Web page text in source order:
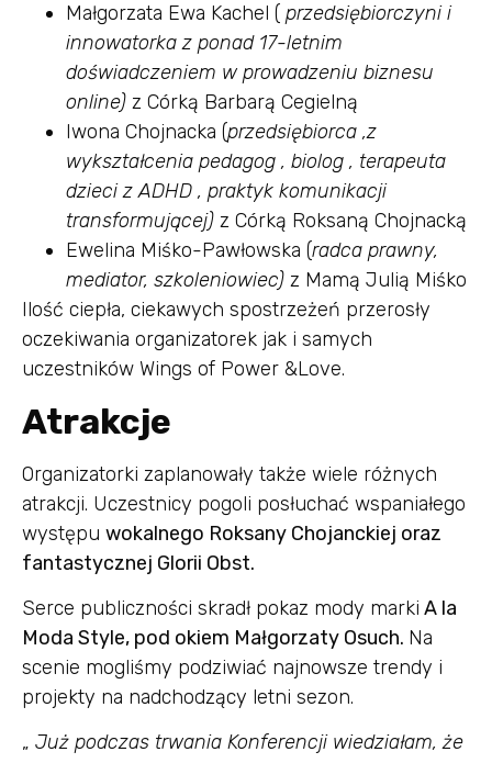
Małgorzata Ewa Kachel ( przedsiębiorczyni i
innowatorka z ponad 17-letnim
doświadczeniem w prowadzeniu biznesu
online) z Córką Barbarą Cegielną
Iwona Chojnacka (przedsiębiorca ,z
wykształcenia pedagog , biolog , terapeuta
dzieci z ADHD , praktyk komunikacji
transformującej) z Córką Roksaną Chojnacką
Ewelina Miśko-Pawłowska (radca prawny,
mediator, szkoleniowiec) z Mamą Julią Miśko
Ilość ciepła, ciekawych spostrzeżeń przerosły
oczekiwania organizatorek jak i samych
uczestników Wings of Power &Love.
Atrakcje
Organizatorki zaplanowały także wiele różnych
atrakcji. Uczestnicy pogoli posłuchać wspaniałego
występu wokalnego Roksany Chojanckiej oraz
fantastycznej Glorii Obst.
Serce publiczności skradł pokaz mody marki A la
Moda Style, pod okiem Małgorzaty Osuch. Na
scenie mogliśmy podziwiać najnowsze trendy i
projekty na nadchodzący letni sezon.
„ Już podczas trwania Konferencji wiedziałam, że